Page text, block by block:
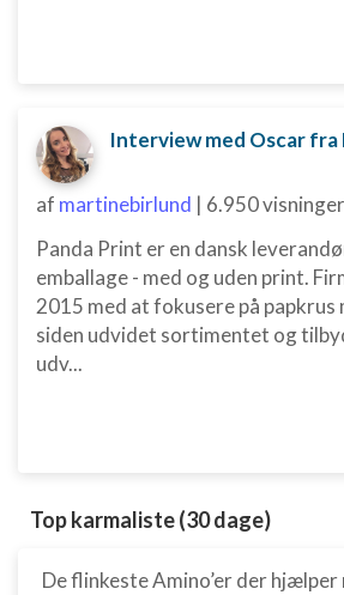
Interview med Oscar fra
af martinebirlund | 6.950 visninger
Panda Print er en dansk
emballage - med og uden print.
2015 med at fokusere på papkrus
siden udvidet sortimentet og
udv...
Top karmaliste (30 dage)
De flinkeste Amino’er der hjælper
IAB Special Features:
Bruge præcise geografiske
placeringsoplysninger
Identificere enheder baseret på aktivt
anmodede oplysninger
Ikke-IAB-behandlingsformål: